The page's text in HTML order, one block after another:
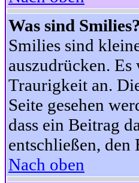
Was sind Smilies?
Smilies sind
auszudrücken.
Traurigkeit an.
Seite gesehen
dass ein Beitrag
entschließen, den
Nach oben